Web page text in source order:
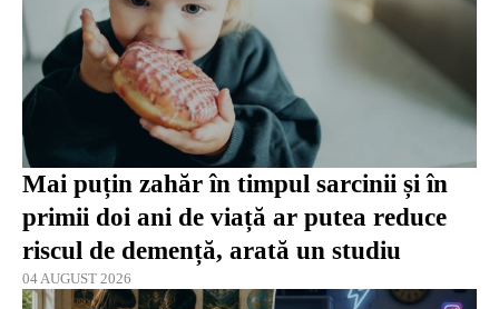
Mai puțin zahăr în timpul sarcinii și în
primii doi ani de viață ar putea reduce
riscul de demență, arată un studiu
04 AUGUST 2026